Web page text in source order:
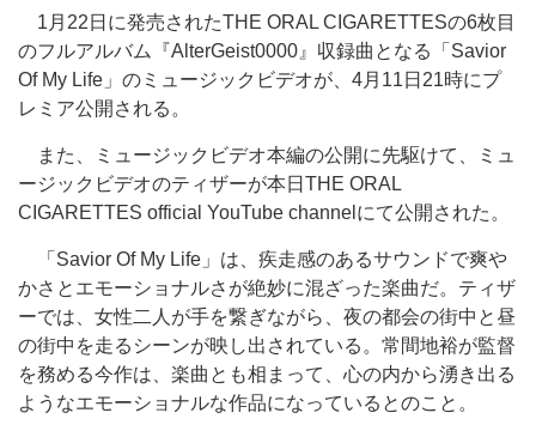
1月22日に発売されたTHE ORAL CIGARETTESの6枚目
のフルアルバム『AlterGeist0000』収録曲となる「Savior
Of My Life」のミュージックビデオが、4月11日21時にプ
レミア公開される。
また、ミュージックビデオ本編の公開に先駆けて、ミュ
ージックビデオのティザーが本日THE ORAL
CIGARETTES official YouTube channelにて公開された。
「Savior Of My Life」は、疾走感のあるサウンドで爽や
かさとエモーショナルさが絶妙に混ざった楽曲だ。ティザ
ーでは、女性二人が手を繋ぎながら、夜の都会の街中と昼
の街中を走るシーンが映し出されている。常間地裕が監督
を務める今作は、楽曲とも相まって、心の内から湧き出る
ようなエモーショナルな作品になっているとのこと。